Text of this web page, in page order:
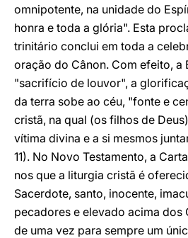
omnipotente, na unidade do
honra e toda a glória". Esta
trinitário conclui em toda a
oração do Cânon. Com efeito, a
"sacrifício de louvor", a
da terra sobe ao céu, "fonte e
cristã, na qual (os filhos de
vítima divina e a si mesmos
11). No Novo Testamento, a
nos que a liturgia cristã é
Sacerdote, santo, inocente,
pecadores e elevado acima dos
de uma vez para sempre um